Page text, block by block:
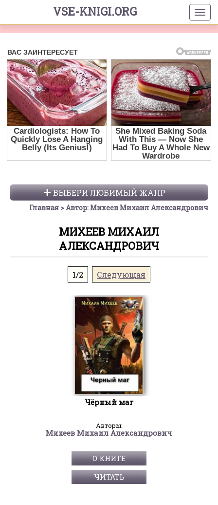
VSE-KNIGI.ORG
ВЫБЕРИ ЛЮБИМЫЙ ЖАНР
Главная Автор: Михеев Михаил Александрович
МИХЕЕВ МИХАИЛ
АЛЕКСАНДРОВИЧ
1/2 Следующая
Чёрный маг
Авторы:
Михеев Михаил Александрович
О КНИГЕ
ЧИТАТЬ